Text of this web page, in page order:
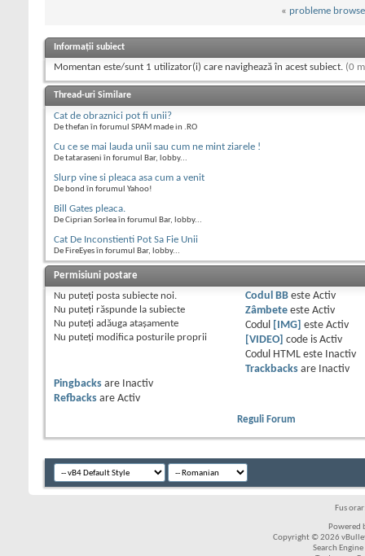
« probleme
Informații subiect
Momentan este/sunt 1 utilizator(i) care navighează în acest subiect. (0
Thread-uri Similare
Cat de obraznici pot fi unii?
De thefan în forumul SPAM made in .RO
Cu ce se mai lauda unii sau cum ne mint ziarele !
De tataraseni în forumul Bar, lobby...
Slurp vine si pleaca asa cum a venit
De bond în forumul Yahoo!
Bill Gates pleaca.
De Ciprian Sorlea în forumul Bar, lobby...
Cat De Inconstienti Pot Sa Fie Unii
De FireEyes în forumul Bar, lobby...
Permisiuni postare
Nu puteţi posta subiecte noi.
Nu puteţi răspunde la subiecte
Nu puteţi adăuga ataşamente
Nu puteţi modifica posturile proprii
Codul BBeste Activ
Zâmbeteeste Activ
Codul
[IMG] este Activ
[VIDEO]
code is Activ
Codul HTML este
Inactiv
Trackbacksare
Inactiv
Pingbacks are
Inactiv
Refbacks are Activ
Reguli Forum
Fus
Powered
Copyright © 2026
Search